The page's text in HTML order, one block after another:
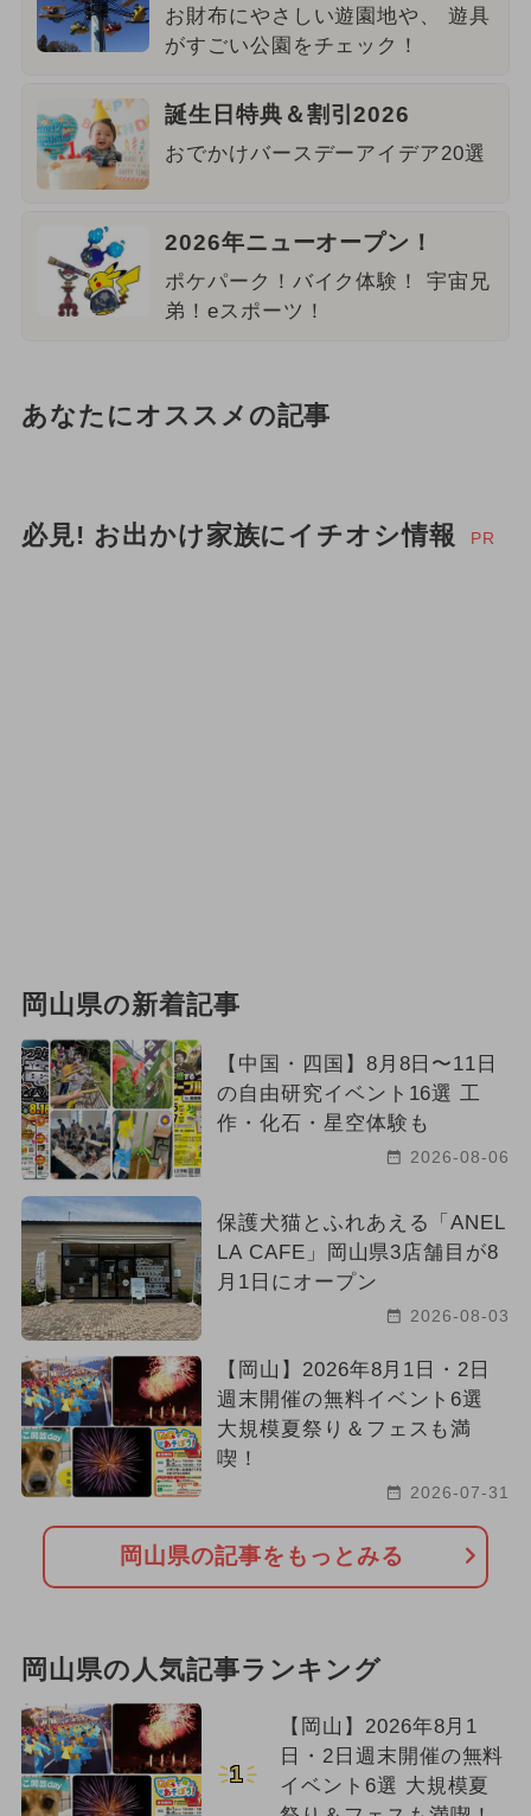
お財布にやさしい遊園地や、 遊具
がすごい公園をチェック！
誕生日特典＆割引2026
おでかけバースデーアイデア20選
2026年ニューオープン！
ポケパーク！バイク体験！ 宇宙兄
弟！eスポーツ！
あなたにオススメの記事
必見! お出かけ家族にイチオシ情報 PR
岡山県の新着記事
【中国・四国】8月8日〜11日
の自由研究イベント16選 工
作・化石・星空体験も
2026-08-06
保護犬猫とふれあえる「ANEL
LA CAFE」岡山県3店舗目が8
月1日にオープン
2026-08-03
【岡山】2026年8月1日・2日
週末開催の無料イベント6選
大規模夏祭り＆フェスも満
喫！
2026-07-31
岡山県の記事をもっとみる
岡山県の人気記事ランキング
1
【岡山】2026年8月1
日・2日週末開催の無料
イベント6選 大規模夏